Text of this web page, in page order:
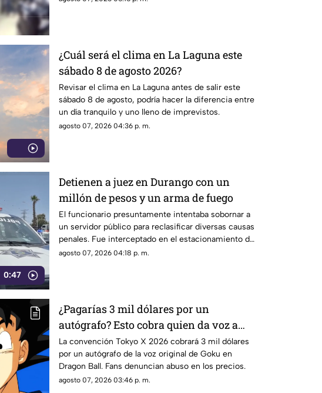
¿Cuál será el clima en La Laguna este
sábado 8 de agosto 2026?
Revisar el clima en La Laguna antes de salir este
sábado 8 de agosto, podría hacer la diferencia entre
un día tranquilo y uno lleno de imprevistos.
agosto 07, 2026 04:36 p. m.
0:47
Detienen a juez en Durango con un
millón de pesos y un arma de fuego
El funcionario presuntamente intentaba sobornar a
un servidor público para reclasificar diversas causas
penales. Fue interceptado en el estacionamiento de
una tienda de autoservicio.
agosto 07, 2026 04:18 p. m.
¿Pagarías 3 mil dólares por un
autógrafo? Esto cobra quien da voz a
Goku e indigna a los fans
La convención Tokyo X 2026 cobrará 3 mil dólares
por un autógrafo de la voz original de Goku en
Dragon Ball. Fans denuncian abuso en los precios.
agosto 07, 2026 03:46 p. m.